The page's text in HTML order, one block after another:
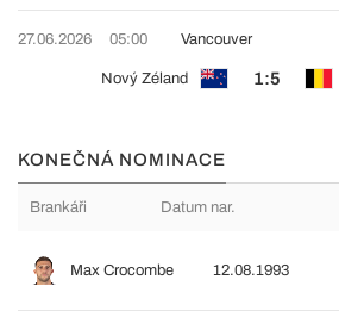
27.06.2026 05:00
Nový Zéland 1:5
Vancouver
KONEČNÁ NOMINACE
Brankáři Datum nar.
Max Crocombe 12.08.1993